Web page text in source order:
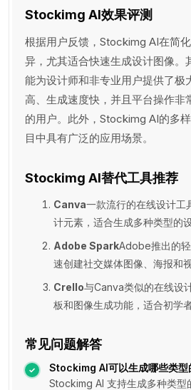
Stockimg AI效果评测
根据用户反馈，Stockimg AI在简
异，尤其适合快速生成设计图像。
能为设计师和非专业用户提供了极
高、生成速度快，并且平台操作非
的用户。此外，Stockimg AI的多
目中具有广泛的应用场景。
Stockimg AI替代工具推荐
Canva一款流行的在线设计工
计元素，适合生成多种类型的
Adobe SparkAdobe推出的
速创建社交媒体图像、海报和视
Crello与Canva类似的在线设
板和图像生成功能，适合初学
常见问题解答
Stockimg AI可以生成哪些类型
Stockimg AI 支持生成多种类型